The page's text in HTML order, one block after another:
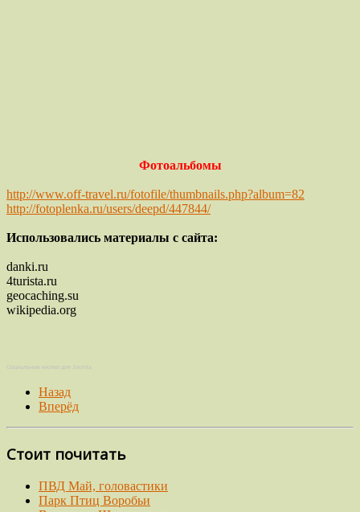
Фотоальбомы
http://www.off-travel.ru/fotofile/thumbnails.php?album=82
http://fotoplenka.ru/users/deepd/447844/
Использовались материалы с сайта:
danki.ru
4turista.ru
geocaching.su
wikipedia.org
Социальные кнопки для Joomla
Назад
Вперёд
Стоит почитать
ПВД Май, головастики
Парк Птиц Воробьи